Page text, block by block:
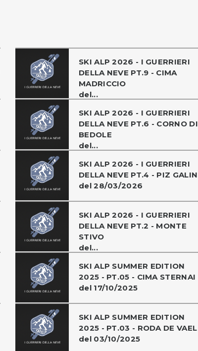
SKI ALP 2026 - I GUERRIERI
DELLA NEVE PT.9 - CIMA
MADRICCIO
del...
SKI ALP 2026 - I GUERRIERI
DELLA NEVE PT.6 - CORNO DI
BEDOLE
del...
SKI ALP 2026 - I GUERRIERI
DELLA NEVE PT.4 - PIZ GALIN
del 28/03/2026
SKI ALP 2026 - I GUERRIERI
DELLA NEVE PT.2 - MONTE
STIVO
del...
SKI ALP SUMMER EDITION
2025 - PT.05 - CIMA STERNAI
del 17/10/2025
SKI ALP SUMMER EDITION
2025 - PT.03 - RODA DE VAEL
del 03/10/2025